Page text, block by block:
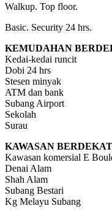
Walkup. Top floor.
Basic. Security 24 hrs.
KEMUDAHAN
Kedai-kedai runcit
Dobi 24 hrs
Stesen minyak
ATM dan bank
Subang Airport
Sekolah
Surau
KAWASAN
Kawasan komersial E
Denai Alam
Shah Alam
Subang Bestari
Kg Melayu Subang